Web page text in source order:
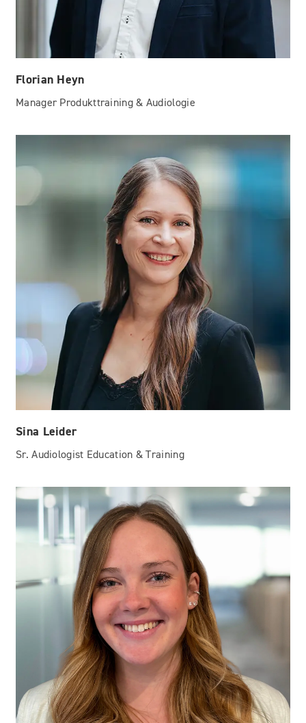
Florian Heyn
Manager Produkttraining & Audiologie
Sina Leider
Sr. Audiologist Education & Training